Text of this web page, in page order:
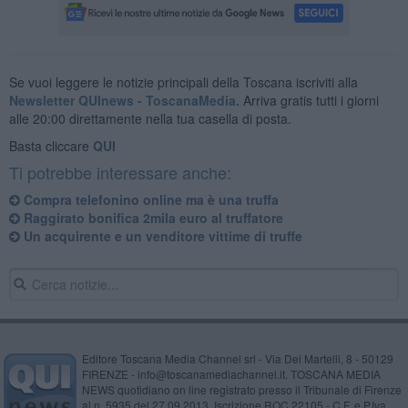
Se vuoi leggere le notizie principali della Toscana iscriviti alla
Newsletter QUInews - ToscanaMedia. Arriva gratis tutti i giorni
alle 20:00 direttamente nella tua casella di posta.
Basta cliccare QUI
Ti potrebbe interessare anche:
Compra telefonino online ma è una truffa
Raggirato bonifica 2mila euro al truffatore
Un acquirente e un venditore vittime di truffe
Editore Toscana Media Channel srl - Via Dei Martelli, 8 - 50129
FIRENZE - info@toscanamediachannel.it. TOSCANA MEDIA
NEWS quotidiano on line registrato presso il Tribunale di Firenze
al n. 5935 del 27.09.2013. Iscrizione ROC 22105 - C.F. e P.Iva